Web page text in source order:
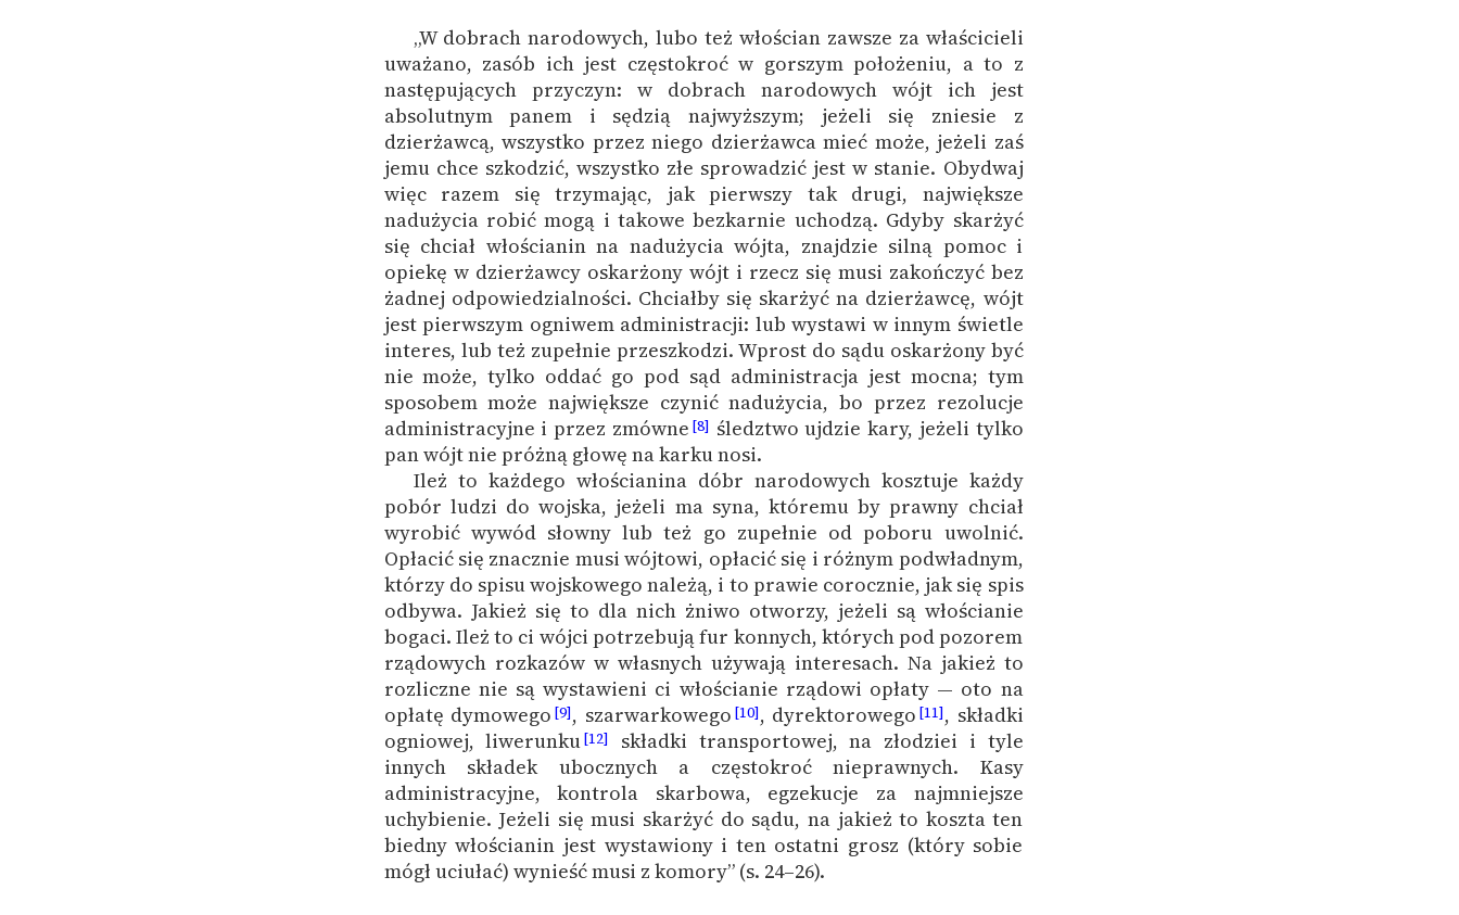
„W dobrach narodowych, lubo też włościan zawsze za właścicieli
uważano, zasób ich jest częstokroć w gorszym położeniu, a to z
następujących przyczyn: w dobrach narodowych wójt ich jest
absolutnym panem i sędzią najwyższym; jeżeli się zniesie z
dzierżawcą, wszystko przez niego dzierżawca mieć może, jeżeli zaś
jemu chce szkodzić, wszystko złe sprowadzić jest w stanie. Obydwaj
więc razem się trzymając, jak pierwszy tak drugi, największe
nadużycia robić mogą i takowe bezkarnie uchodzą. Gdyby skarżyć
się chciał włościanin na nadużycia wójta, znajdzie silną pomoc i
opiekę w dzierżawcy oskarżony wójt i rzecz się musi zakończyć bez
żadnej odpowiedzialności. Chciałby się skarżyć na dzierżawcę, wójt
jest pierwszym ogniwem administracji: lub wystawi w innym świetle
interes, lub też zupełnie przeszkodzi. Wprost do sądu oskarżony być
nie może, tylko oddać go pod sąd administracja jest mocna; tym
sposobem może największe czynić nadużycia, bo przez rezolucje
administracyjne i przez zmówne [8] śledztwo ujdzie kary, jeżeli tylko
pan wójt nie próżną głowę na karku nosi.
Ileż to każdego włościanina dóbr narodowych kosztuje każdy
pobór ludzi do wojska, jeżeli ma syna, któremu by prawny chciał
wyrobić wywód słowny lub też go zupełnie od poboru uwolnić.
Opłacić się znacznie musi wójtowi, opłacić się i różnym podwładnym,
którzy do spisu wojskowego należą, i to prawie corocznie, jak się spis
odbywa. Jakież się to dla nich żniwo otworzy, jeżeli są włościanie
bogaci. Ileż to ci wójci potrzebują fur konnych, których pod pozorem
rządowych rozkazów w własnych używają interesach. Na jakież to
rozliczne nie są wystawieni ci włościanie rządowi opłaty — oto na
opłatę dymowego [9], szarwarkowego [10], dyrektorowego [11], składki
ogniowej, liwerunku[12]
składki transportowej, na złodziei i tyle
innych składek ubocznych a częstokroć nieprawnych. Kasy
administracyjne, kontrola skarbowa, egzekucje za najmniejsze
uchybienie. Jeżeli się musi skarżyć do sądu, na jakież to koszta ten
biedny włościanin jest wystawiony i ten ostatni grosz (który sobie
mógł uciułać) wynieść musi z komory” (s. 24–26).